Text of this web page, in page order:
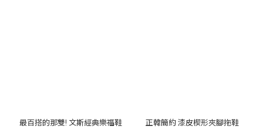
最百搭的那雙! 文斯經典樂福鞋 正韓簡約 漆皮楔形夾腳拖鞋